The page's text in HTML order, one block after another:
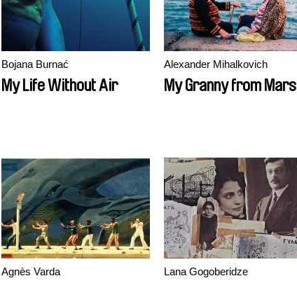
Bojana Burnać
My Life Without Air
Alexander Mihalkovich
My Granny from Mars
Agnès Varda Lana Gogoberidze